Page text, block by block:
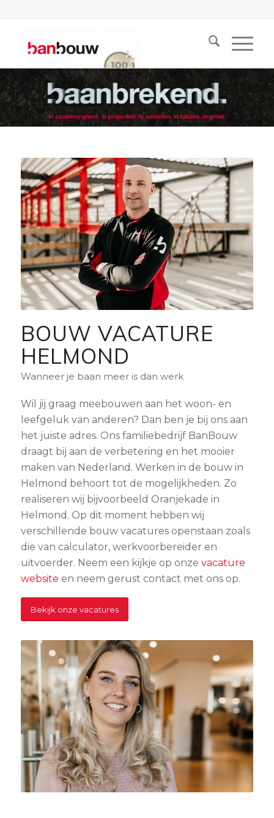
BOUW VACATURE
HELMOND
Wanneer je baan meer is dan werk
Wil jij graag meebouwen aan het woon- en
leefgeluk van anderen? Dan ben je bij ons aan
het juiste adres. Ons familiebedrijf BanBouw
draagt bij aan de verbetering en het mooier
maken van Nederland. Werken in de bouw in
Helmond behoort tot de mogelijkheden. Zo
realiseren wij bijvoorbeeld Oranjekade in
Helmond. Op dit moment hebben wij
verschillende bouw vacatures openstaan zoals
die van calculator, werkvoorbereider en
uitvoerder. Neem een kijkje op onze vacature
website en neem gerust contact met ons op.
Bekijk onze vacatures